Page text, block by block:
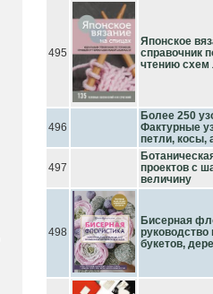
495
Японское
справочник
чтению схем
496
Более 250
Фактурные
петли, косы,
497
проектов с
величину
498
Бисерная
руководство
букетов,